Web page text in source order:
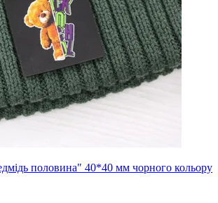
половина" 40*40 мм чорного кольору